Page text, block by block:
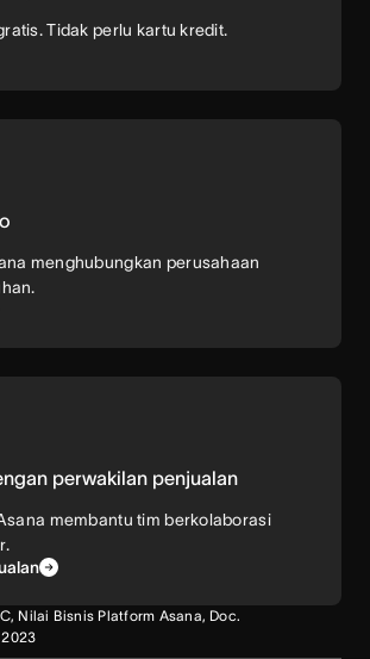
Tidak perlu kartu kredit.
menghubungkan perusahaan
perwakilan penjualan
membantu tim berkolaborasi
Nilai Bisnis Platform Asana, Doc.